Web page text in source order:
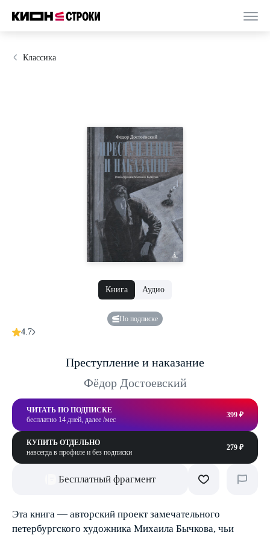
Классика
Книга Аудио
По подписке
4.7
Преступление и наказание
Фёдор Достоевский
ЧИТАТЬ ПО ПОДПИСКЕ
бесплатно 14 дней, далее /мес
399 ₽
КУПИТЬ ОТДЕЛЬНО
навсегда в профиле и без подписки
279 ₽
Бесплатный фрагмент
Эта книга — авторский проект замечательного
петербургского художника Михаила Бычкова, чьи